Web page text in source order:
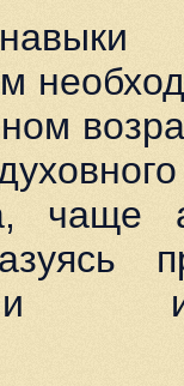
чаще